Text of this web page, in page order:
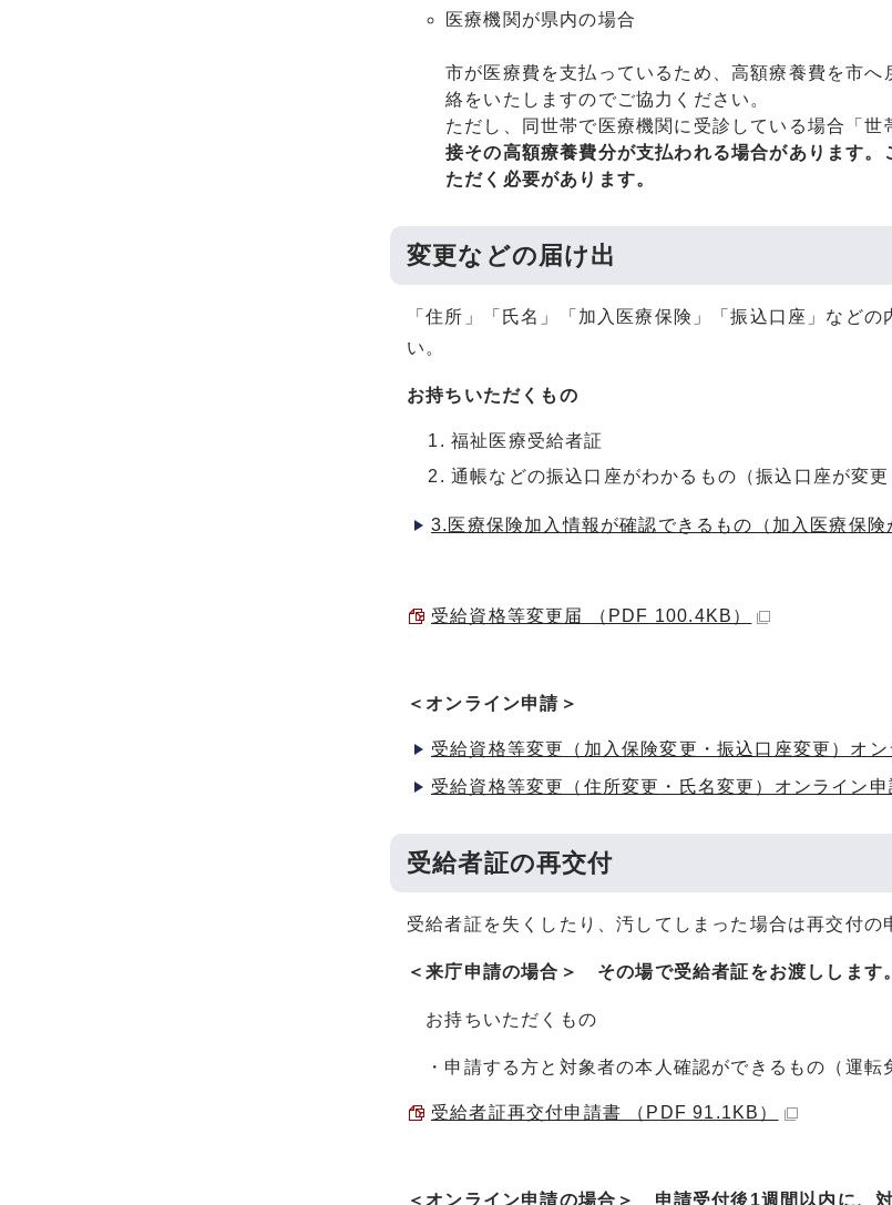
医療機関が県内の場合
市が医療費を支払っているため、高額療養費を市
絡をいたしますのでご協力ください。
ただし、同世帯で医療機関に受診している場合「
接その高額療養費分が支払われる場合があります
ただく必要があります。
変更などの届け出
「住所」「氏名」「加入医療保険」「振込口座」など
い。
お持ちいただくもの
福祉医療受給者証
通帳などの振込口座がわかるもの（振込口座が変更
3.医療保険加入情報が確認できるもの（加入医療保険
受給資格等変更届 （PDF 100.4KB）
＜オンライン申請＞
受給資格等変更（加入保険変更・振込口座変更）オ
受給資格等変更（住所変更・氏名変更）オンライン
受給者証の再交付
受給者証を失くしたり、汚してしまった場合は再交付の
＜来庁申請の場合＞ その場で受給者証をお渡しします。
お持ちいただくもの
・申請する方と対象者の本人確認ができるもの（運転
受給者証再交付申請書 （PDF 91.1KB）
＜オンライン申請の場合＞ 申請受付後1週間以内に、